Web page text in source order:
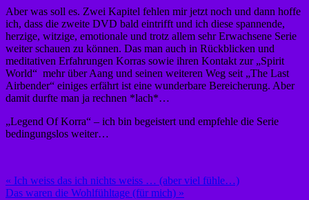
Aber was soll es. Zwei Kapitel fehlen mir jetzt noch und dann hoffe
ich, dass die zweite DVD bald eintrifft und ich diese spannende,
herzige, witzige, emotionale und trotz allem sehr Erwachsene Serie
weiter schauen zu können. Das man auch in Rückblicken und
meditativen Erfahrungen Korras sowie ihren Kontakt zur „Spirit
World“ mehr über Aang und seinen weiteren Weg seit „The Last
Airbender“ einiges erfährt ist eine wunderbare Bereicherung. Aber
damit durfte man ja rechnen *lach*…
„Legend Of Korra“ – ich bin begeistert und empfehle die Serie
bedingungslos weiter…
Beitragsnavigation
« Ich weiss das ich nichts weiss … (aber viel fühle…)
Das waren die Wohlfühltage (für mich) »